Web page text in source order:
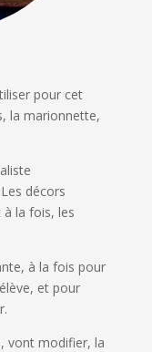
pour cet
la marionnette,
décors
la fois, les
à la fois pour
et pour
vont modifier, la